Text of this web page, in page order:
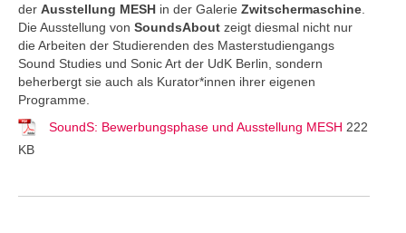
der Ausstellung MESH in der Galerie Zwitschermaschine
Die Ausstellung von SoundsAbout zeigt diesmal nicht nur
die Arbeiten der Studierenden des Masterstudiengangs
Sound Studies und Sonic Art der UdK Berlin, sondern
beherbergt sie auch als Kurator*innen ihrer eigenen
Programme.
SoundS: Bewerbungsphase und Ausstellung MESH 222
KB